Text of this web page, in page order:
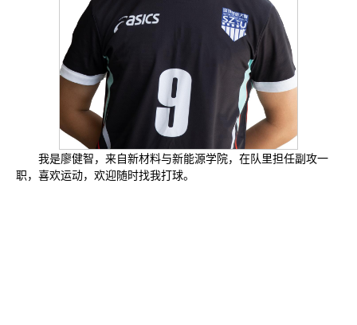
我是廖健智，来自新材料与新能源学院，在队里担任副攻一
职，喜欢运动，欢迎随时找我打球。